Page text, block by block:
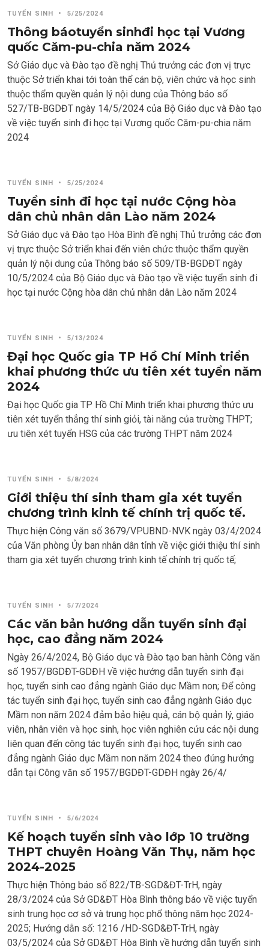
TUYỂN SINH • 5/25/2024
Thông báotuyển sinhđi học tại Vương
quốc Căm-pu-chia năm 2024
Sở Giáo dục và Đào tạo đề nghị Thủ trưởng các đơn vị trực
thuộc Sở triển khai tới toàn thể cán bộ, viên chức và học sinh
thuộc thẩm quyền quản lý nội dung của Thông báo số
527/TB-BGDĐT ngày 14/5/2024 của Bộ Giáo dục và Đào tạo
về việc tuyển sinh đi học tại Vương quốc Căm-pu-chia năm
2024
TUYỂN SINH • 5/25/2024
Tuyển sinh đi học tại nước Cộng hòa
dân chủ nhân dân Lào năm 2024
Sở Giáo dục và Đào tạo Hòa Bình đề nghị Thủ trưởng các đơn
vị trực thuộc Sở triển khai đến viên chức thuộc thẩm quyền
quản lý nội dung của Thông báo số 509/TB-BGDĐT ngày
10/5/2024 của Bộ Giáo dục và Đào tạo về việc tuyển sinh đi
học tại nước Cộng hòa dân chủ nhân dân Lào năm 2024
TUYỂN SINH • 5/13/2024
Đại học Quốc gia TP Hồ Chí Minh triển
khai phương thức ưu tiên xét tuyển năm
2024
Đại học Quốc gia TP Hồ Chí Minh triển khai phương thức ưu
tiên xét tuyển thẳng thí sinh giỏi, tài năng của trường THPT;
ưu tiên xét tuyển HSG của các trường THPT năm 2024
TUYỂN SINH • 5/8/2024
Giới thiệu thí sinh tham gia xét tuyển
chương trình kinh tế chính trị quốc tế.
Thực hiện Công văn số 3679/VPUBND-NVK ngày 03/4/2024
của Văn phòng Ủy ban nhân dân tỉnh về việc giới thiệu thí sinh
tham gia xét tuyển chương trình kinh tế chính trị quốc tế;
TUYỂN SINH • 5/7/2024
Các văn bản hướng dẫn tuyển sinh đại
học, cao đẳng năm 2024
Ngày 26/4/2024, Bộ Giáo dục và Đào tạo ban hành Công văn
số 1957/BGDĐT-GDĐH về việc hướng dẫn tuyển sinh đại
học, tuyển sinh cao đẳng ngành Giáo dục Mầm non; Để công
tác tuyển sinh đại học, tuyển sinh cao đẳng ngành Giáo dục
Mầm non năm 2024 đảm bảo hiệu quả, cán bộ quản lý, giáo
viên, nhân viên và học sinh, học viên nghiên cứu các nội dung
liên quan đến công tác tuyển sinh đại học, tuyển sinh cao
đẳng ngành Giáo dục Mầm non năm 2024 theo đúng hướng
dẫn tại Công văn số 1957/BGDĐT-GDĐH ngày 26/4/
TUYỂN SINH • 5/6/2024
Kế hoạch tuyển sinh vào lớp 10 trường
THPT chuyên Hoàng Văn Thụ, năm học
2024-2025
Thực hiện Thông báo số 822/TB-SGD&ĐT-TrH, ngày
28/3/2024 của Sở GD&ĐT Hòa Bình thông báo về việc tuyển
sinh trung học cơ sở và trung học phổ thông năm học 2024-
2025; Hướng dẫn số: 1216 /HD-SGD&ĐT-TrH, ngày
03/5/2024 của Sở GD&ĐT Hòa Bình về hướng dẫn tuyển sinh